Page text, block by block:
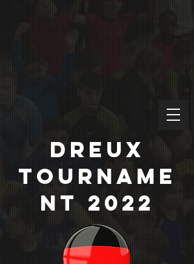
DREUX
tourname
nt 2022